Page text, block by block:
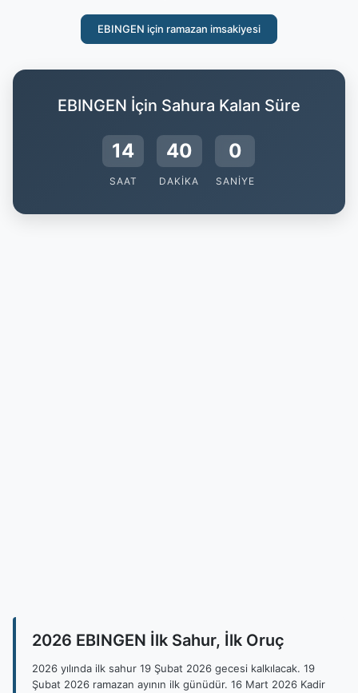
EBINGEN için ramazan imsakiyesi
EBINGEN İçin Sahura Kalan Süre
14
SAAT
39
DAKIKA
59
SANIYE
2026 EBINGEN İlk Sahur, İlk Oruç
2026 yılında ilk sahur 19 Şubat 2026 gecesi kalkılacak. 19
Şubat 2026 ramazan ayının ilk günüdür. 16 Mart 2026 Kadir